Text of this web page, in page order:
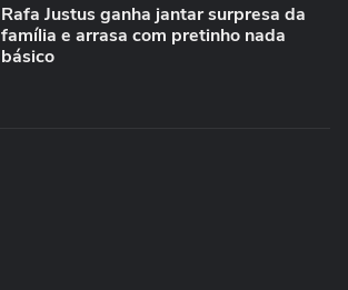
Rafa Justus ganha jantar surpresa da
família e arrasa com pretinho nada
básico